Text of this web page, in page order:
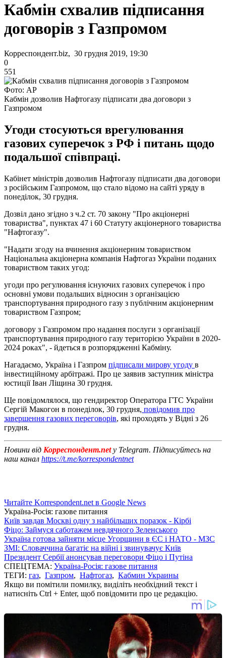
Кабмін схвалив підписання
договорів з Газпромом
Корреспондент.biz, 30 грудня 2019, 19:30
0
551
Фото: АР
Кабмін дозволив Нафтогазу підписати два договори з
Газпромом
Угоди стосуються врегулювання
газових суперечок з РФ і питань щодо
подальшої співпраці.
Кабінет міністрів дозволив Нафтогазу підписати два договори
з російським Газпромом, що стало відомо на сайті уряду в
понеділок, 30 грудня.
Дозвіл дано згідно з ч.2 ст. 70 закону "Про акціонерні
товариства", пунктах 47 і 60 Статуту акціонерного товариства
"Нафтогазу".
"Надати згоду на вчинення акціонерним товариством
Національна акціонерна компанія Нафтогаз України поданих
товариством таких угод:
угоди про регулювання існуючих газових суперечок і про
основні умови подальших відносин з організацією
транспортування природного газу з публічним акціонерним
товариством Газпром;
договору з Газпромом про надання послуги з організації
транспортування природного газу територією України в 2020-
2024 роках", - йдеться в розпорядженні Кабміну.
Нагадаємо, Україна і Газпром підписали мирову угоду в
інвестиційному арбітражі. Про це заявив заступник міністра
юстиції Іван Ліщина 30 грудня.
Ще повідомлялося, що гендиректор Оператора ГТС України
Сергій Макогон в понеділок, 30 грудня, повідомив про
завершення газових переговорів, які проходять у Відні з 26
грудня.
Новини від Корреспондент.netу Telegram. Підписуйтесь на
наш канал https://t.me/korrespondentnet
Читайте Korrespondent.net в Google News
Україна-Росія: газове питання
Київ завдав Москві одну з найбільших поразок - Кірбі
Фіцо: Займуся саботажем невдячного Зеленського
Україна готова зайняти місце Угорщини в ЄС і НАТО - МЗС
ЗМІ: Словаччина багатіє на війні і звинувачує Київ
Президент Сербії анонсував переговори Фіцо і Путіна
СПЕЦТЕМА: Україна-Росія: газове питання
ТЕГИ: газ, Газпром, Нафтогаз, Кабмин Украины
Якщо ви помітили помилку, виділіть необхідний текст і
натисніть Ctrl + Enter, щоб повідомити про це редакцію.